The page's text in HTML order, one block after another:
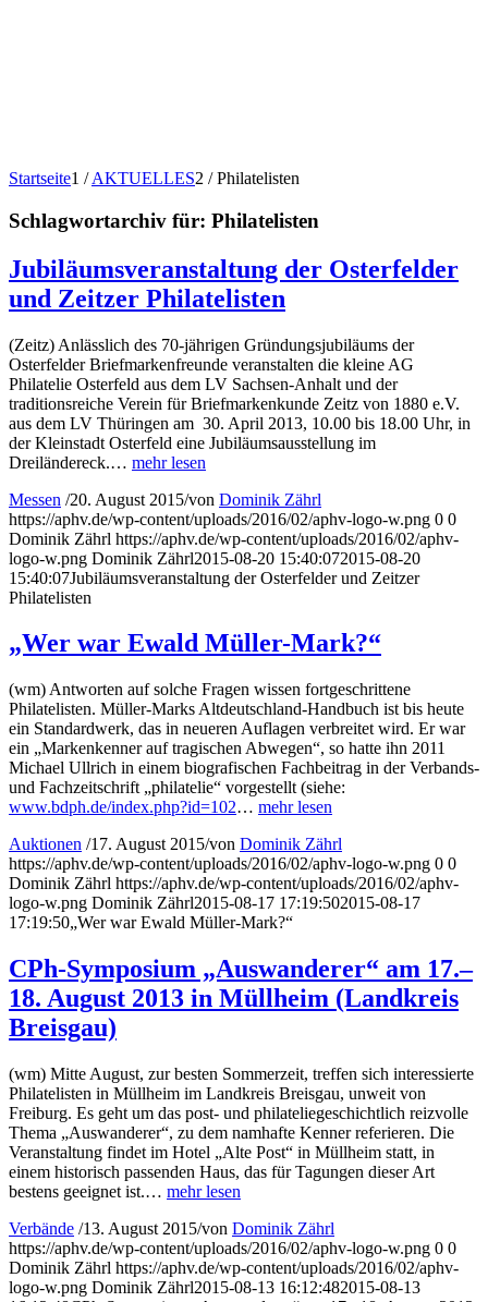
Startseite1 / AKTUELLES2 / Philatelisten
Schlagwortarchiv für: Philatelisten
Jubiläumsveranstaltung der Osterfelder
und Zeitzer Philatelisten
(Zeitz) Anlässlich des 70-jährigen Gründungsjubiläums der
Osterfelder Briefmarkenfreunde veranstalten die kleine AG
Philatelie Osterfeld aus dem LV Sachsen-Anhalt und der
traditionsreiche Verein für Briefmarkenkunde Zeitz von 1880 e.V.
aus dem LV Thüringen am 30. April 2013, 10.00 bis 18.00 Uhr, in
der Kleinstadt Osterfeld eine Jubiläumsausstellung im
Dreiländereck.… mehr lesen
Messen /20. August 2015/von Dominik Zährl
https://aphv.de/wp-content/uploads/2016/02/aphv-logo-w.png 0 0
Dominik Zährl https://aphv.de/wp-content/uploads/2016/02/aphv-
logo-w.png Dominik Zährl2015-08-20 15:40:072015-08-20
15:40:07Jubiläumsveranstaltung der Osterfelder und Zeitzer
Philatelisten
„Wer war Ewald Müller-Mark?“
(wm) Antworten auf solche Fragen wissen fortgeschrittene
Philatelisten. Müller-Marks Altdeutschland-Handbuch ist bis heute
ein Standardwerk, das in neueren Auflagen verbreitet wird. Er war
ein „Markenkenner auf tragischen Abwegen“, so hatte ihn 2011
Michael Ullrich in einem biografischen Fachbeitrag in der Verbands-
und Fachzeitschrift „philatelie“ vorgestellt (siehe:
www.bdph.de/index.php?id=102… mehr lesen
Auktionen /17. August 2015/von Dominik Zährl
https://aphv.de/wp-content/uploads/2016/02/aphv-logo-w.png 0 0
Dominik Zährl https://aphv.de/wp-content/uploads/2016/02/aphv-
logo-w.png Dominik Zährl2015-08-17 17:19:502015-08-17
17:19:50„Wer war Ewald Müller-Mark?“
CPh-Symposium „Auswanderer“ am 17.–
18. August 2013 in Müllheim (Landkreis
Breisgau)
(wm) Mitte August, zur besten Sommerzeit, treffen sich interessierte
Philatelisten in Müllheim im Landkreis Breisgau, unweit von
Freiburg. Es geht um das post- und philateliegeschichtlich reizvolle
Thema „Auswanderer“, zu dem namhafte Kenner referieren. Die
Veranstaltung findet im Hotel „Alte Post“ in Müllheim statt, in
einem historisch passenden Haus, das für Tagungen dieser Art
bestens geeignet ist.… mehr lesen
Verbände /13. August 2015/von Dominik Zährl
https://aphv.de/wp-content/uploads/2016/02/aphv-logo-w.png 0 0
Dominik Zährl https://aphv.de/wp-content/uploads/2016/02/aphv-
logo-w.png Dominik Zährl2015-08-13 16:12:482015-08-13